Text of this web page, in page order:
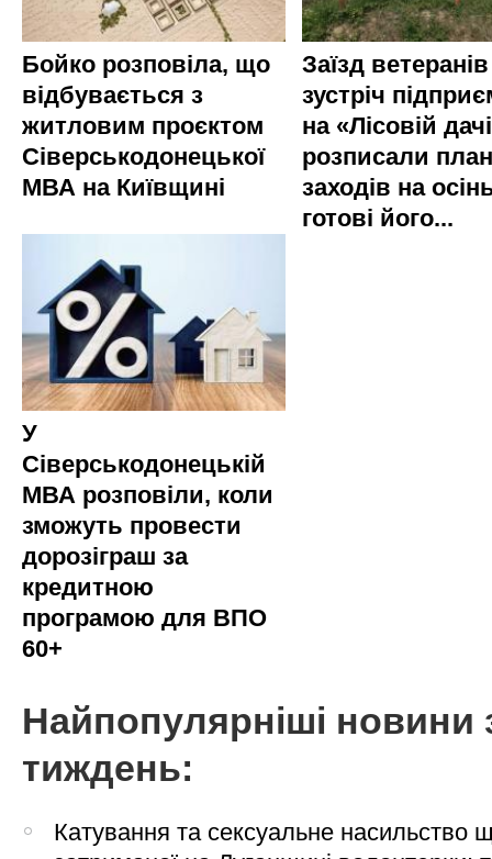
Бойко розповіла, що
відбувається з
житловим проєктом
Сіверськодонецької
МВА на Київщині
Заїзд
зустріч
на «Лісовій
розписали план
заходів на
готові його...
У
Сіверськодонецькій
МВА розповіли, коли
зможуть провести
дорозіграш за
кредитною
програмою для ВПО
60+
Найпопулярніші новини
тиждень:
Катування та сексуальне насильство